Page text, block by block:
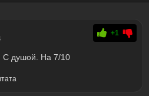
+1
С душой. На 7/10